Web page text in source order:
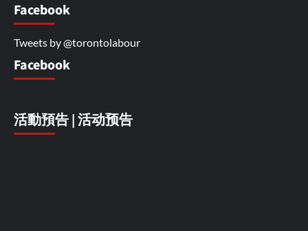
Facebook
Tweets by @torontolabour
Facebook
活動預告 | 活动预告